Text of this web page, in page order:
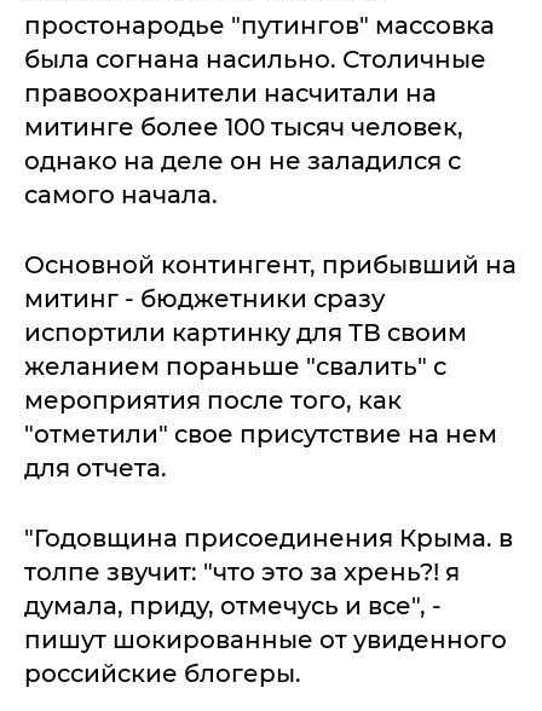
простонародье "путингов" массовка
была согнана насильно. Столичные
правоохранители насчитали на
митинге более 100 тысяч человек,
однако на деле он не заладился с
самого начала.
Основной контингент, прибывший на
митинг - бюджетники сразу
испортили картинку для ТВ своим
желанием пораньше "свалить" с
мероприятия после того, как
"отметили" свое присутствие на нем
для отчета.
"Годовщина присоединения Крыма. в
толпе звучит: "что это за хрень?! я
думала, приду, отмечусь и все", -
пишут шокированные от увиденного
российские блогеры.